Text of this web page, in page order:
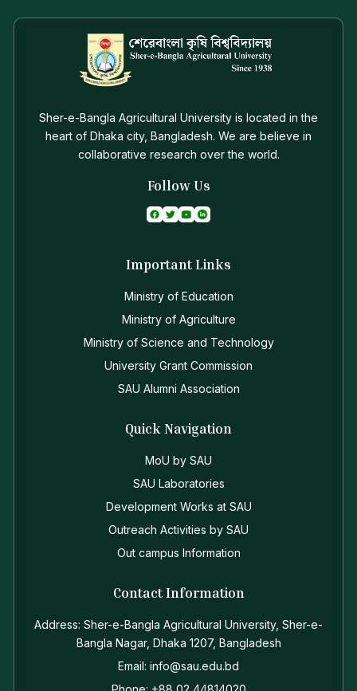
Sher-e-Bangla Agricultural University is located in the
heart of Dhaka city, Bangladesh. We are believe in
collaborative research over the world.
Follow Us
Important Links
Ministry of Education
Ministry of Agriculture
Ministry of Science and Technology
University Grant Commission
SAU Alumni Association
Quick Navigation
MoU by SAU
SAU Laboratories
Development Works at SAU
Outreach Activities by SAU
Out campus Information
Contact Information
Address: Sher-e-Bangla Agricultural University, Sher-e-
Bangla Nagar, Dhaka 1207, Bangladesh
Email: info@sau.edu.bd
Phone: +88 02 44814020